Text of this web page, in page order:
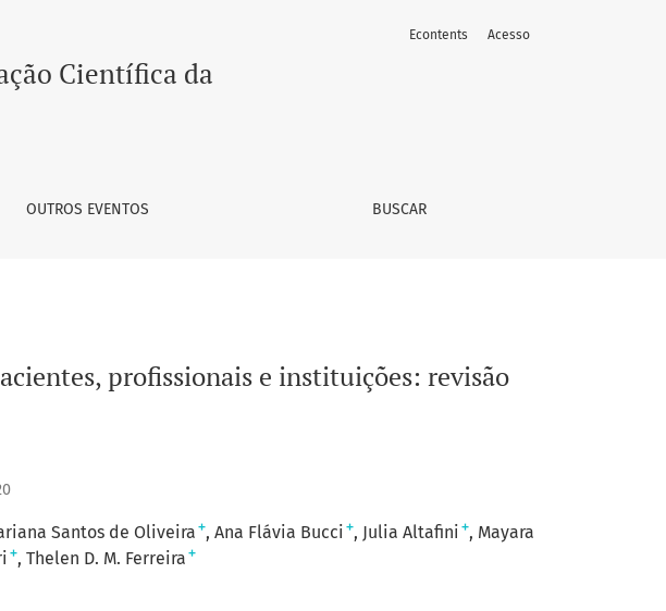
revisão integrativa
Científica da
OUTROS EVENTOS BUSCAR
Econtents Acesso
profissionais e instituições: revisão
Santos de Oliveira + Ana Flávia Bucci + Julia Altafini +
Mayara
+ Thelen D. M. Ferreira +